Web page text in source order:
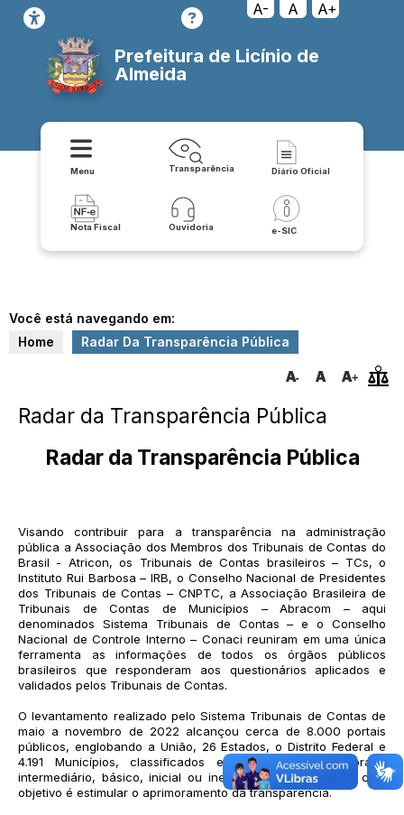
A- A A+
Prefeitura de Licínio de
Almeida
Menu Transparência Diário Oficial
Nota Fiscal Ouvidoria e-SIC
Você está navegando em:
Home
Radar Da Transparência Pública
Radar da Transparência Pública
Radar da Transparência Pública
Visando contribuir para a transparência na administração
pública a Associação dos Membros dos Tribunais de Contas do
Brasil - Atricon, os Tribunais de Contas brasileiros – TCs, o
Instituto Rui Barbosa – IRB, o Conselho Nacional de Presidentes
dos Tribunais de Contas – CNPTC, a Associação Brasileira de
Tribunais de Contas de Municípios – Abracom – aqui
denominados Sistema Tribunais de Contas – e o Conselho
Nacional de Controle Interno – Conaci reuniram em uma única
ferramenta as informações de todos os órgãos públicos
brasileiros que responderam aos questionários aplicados e
validados pelos Tribunais de Contas.
O levantamento realizado pelo Sistema Tribunais de Contas de
maio a novembro de 2022 alcançou cerca de 8.000 portais
públicos, englobando a União, 26 Estados, o Distrito Federal e
4.191 Municípios, classificados em diamante, ouro, prata,
intermediário, básico, inicial ou inexistente. Classificação cujo
objetivo é estimular o aprimoramento da transparência.